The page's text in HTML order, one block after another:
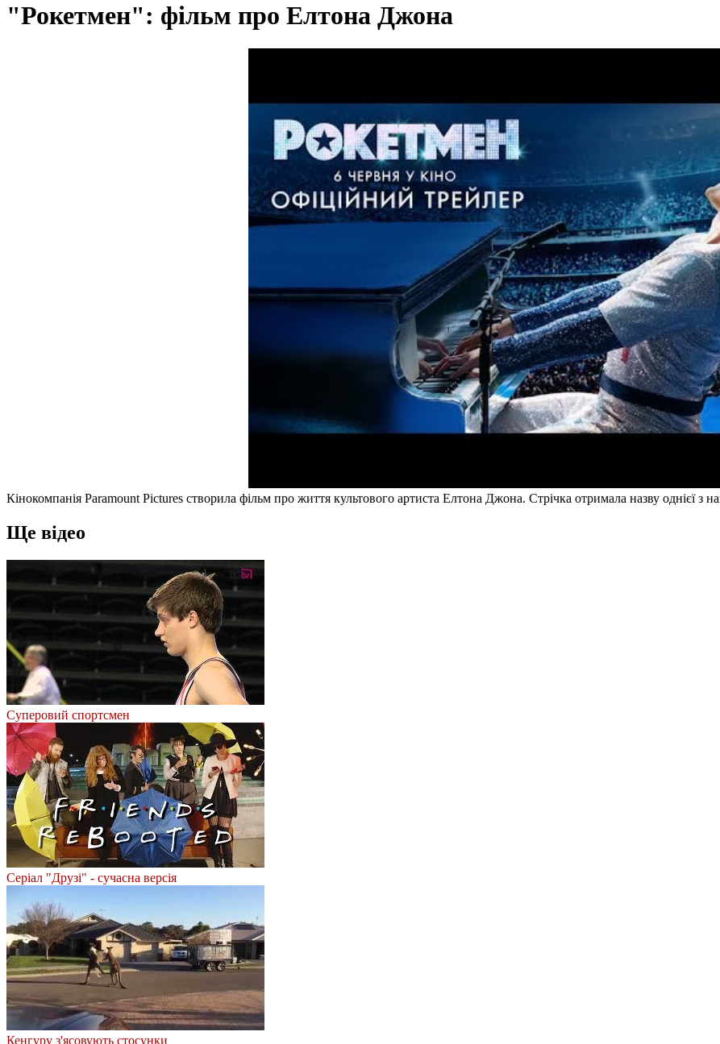
"Рокетмен": фільм про Елтона Джона
Кінокомпанія Paramount Pictures створила фільм про життя культового артиста Елтона Джона. Стрічка отримала назву однієї з
Ще відео
Суперовий спортсмен
Серіал "Друзі" - сучасна версія
Кенгуру з'ясовують стосунки